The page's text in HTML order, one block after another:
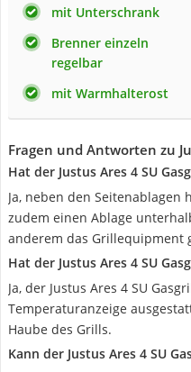
mit Unterschrank
Brenner einzeln
regelbar
mit Warmhalterost
Fragen und Antworten zu
Hat der Justus Ares 4 SU
Ja, neben den Seitenablagen
zudem einen Ablage
anderem das Grillequipment
Hat der Justus Ares 4 SU
Ja, der Justus Ares 4 SU
Temperaturanzeige
Haube des Grills.
Kann der Justus Ares 4 SU